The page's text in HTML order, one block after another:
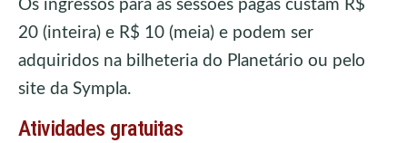
Os ingressos para as sessões pagas custam R$
20 (inteira) e R$ 10 (meia) e podem ser
adquiridos na bilheteria do Planetário ou pelo
site da Sympla.
Atividades gratuitas